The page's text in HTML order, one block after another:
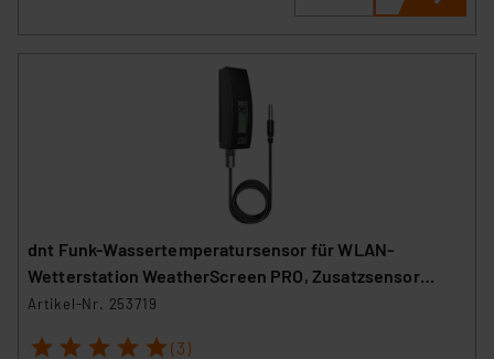
dnt Funk-Wassertemperatursensor für WLAN-
Wetterstation WeatherScreen PRO, Zusatzsensor
DNT000021
Artikel-Nr. 253719
1 2 3 4 5 (3)